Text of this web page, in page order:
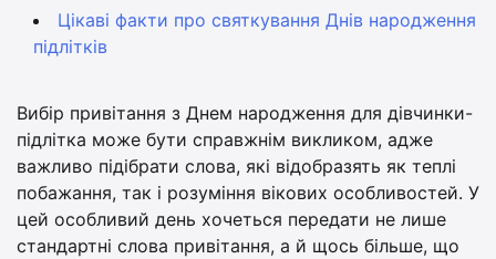
Цікаві факти про святкування Днів народження
підлітків
Вибір привітання з Днем народження для дівчинки-
підлітка може бути справжнім викликом, адже
важливо підібрати слова, які відобразять як теплі
побажання, так і розуміння вікових особливостей. У
цей особливий день хочеться передати не лише
стандартні слова привітання, а й щось більше, що